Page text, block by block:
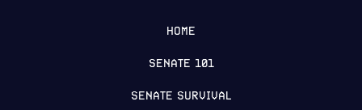
HOME
SENATE 101
SENATE SURVIVAL